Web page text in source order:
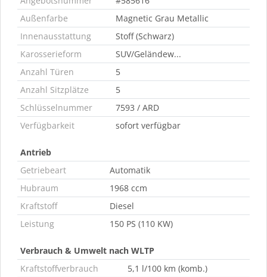
Außenfarbe
Magnetic Grau Metallic
Innenausstattung
Stoff (Schwarz)
Karosserieform
SUV/Geländew...
Anzahl Türen
5
Anzahl Sitzplätze
5
Schlüsselnummer
7593 / ARD
Verfügbarkeit
sofort verfügbar
Antrieb
Getriebeart
Automatik
Hubraum
1968 ccm
Kraftstoff
Diesel
Leistung
150 PS (110 KW)
Verbrauch & Umwelt nach WLTP
Kraftstoffverbrauch
5,1 l/100 km (komb.)